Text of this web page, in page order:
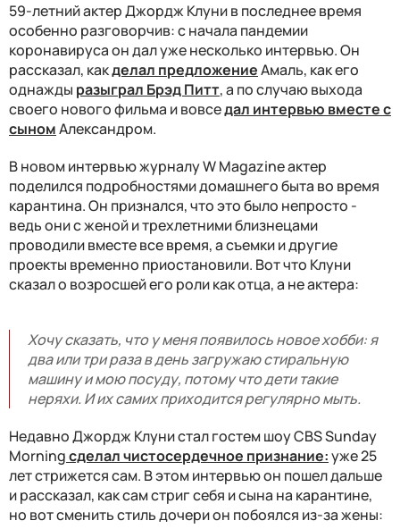
59-летний актер Джордж Клуни в последнее время
особенно разговорчив: с начала пандемии
коронавируса он дал уже несколько интервью. Он
рассказал, какделал предложениеАмаль, как его
однажды разыграл Брэд Питт, а по случаю выхода
своего нового фильма и вовседал интервью вместе с
сыномАлександром.
В новом интервью журналу W Magazine актер
поделился подробностями домашнего быта во время
карантина. Он признался, что это было непросто -
ведь они с женой и трехлетними близнецами
проводили вместе все время, а съемки и другие
проекты временно приостановили. Вот что Клуни
сказал о возросшей его роли как отца, а не актера:
Хочу сказать, что у меня появилось новое хобби: я
два или три раза в день загружаю стиральную
машину и мою посуду, потому что дети такие
неряхи. И их самих приходится регулярно мыть.
НедавноДжордж Клуни стал гостем шоу CBS Sunday
Morningсделал чистосердечное признание:уже 25
лет стрижется сам. В этом интервью он пошел дальше
и рассказал, как сам стриг себя и сына на карантине,
но вот сменить стиль дочери он побоялся из-за жены: